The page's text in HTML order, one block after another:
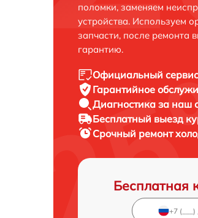
поломки, заменяем
устройства. Используем
запчасти, после ремонта
гарантию.
Официальный сервис
Гарантийное
Диагностика за наш
Бесплатный выезд
Срочный ремонт
Бесплатная